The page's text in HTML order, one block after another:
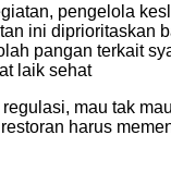
pengelola
ini diprioritaskan
pangan terkait
laik sehat
mau tak
harus